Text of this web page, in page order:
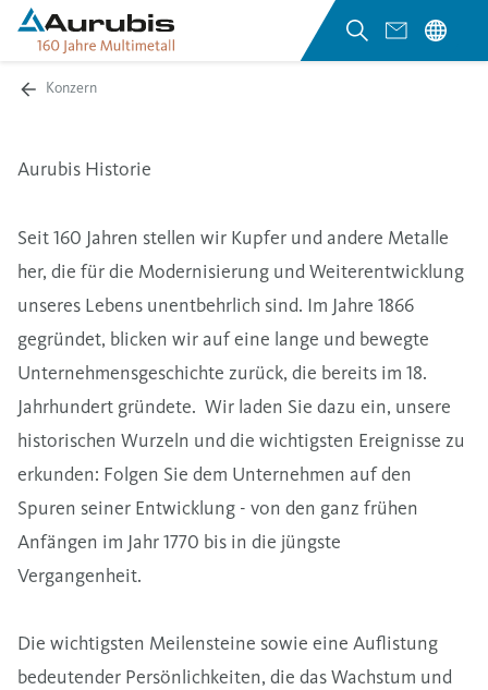
Konzern
Aurubis Historie
Seit 160 Jahren stellen wir Kupfer und andere Metalle
her, die für die Modernisierung und Weiterentwicklung
unseres Lebens unentbehrlich sind. Im Jahre 1866
gegründet, blicken wir auf eine lange und bewegte
Unternehmensgeschichte zurück, die bereits im 18.
Jahrhundert gründete. Wir laden Sie dazu ein, unsere
historischen Wurzeln und die wichtigsten Ereignisse zu
erkunden: Folgen Sie dem Unternehmen auf den
Spuren seiner Entwicklung - von den ganz frühen
Anfängen im Jahr 1770 bis in die jüngste
Vergangenheit.
Die wichtigsten Meilensteine sowie eine Auflistung
bedeutender Persönlichkeiten, die das Wachstum und